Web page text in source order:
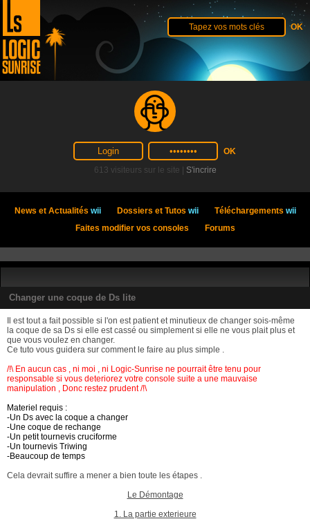
613 visiteurs sur le site | S'incrire
News et Actualités wii Dossiers et Tutos wii Téléchargements wii
Faites modifier vos consoles
Forums
Changer une coque de Ds lite
Il est tout a fait possible si l'on est patient et minutieux de changer sois-même
la coque de sa Ds si elle est cassé ou simplement si elle ne vous plait plus et
que vous voulez en changer.
Ce tuto vous guidera sur comment le faire au plus simple .
/!\ En aucun cas , ni moi , ni Logic-Sunrise ne pourrait être tenu pour
responsable si vous deteriorez votre console suite a une mauvaise
manipulation , Donc restez prudent /!\
Materiel requis :
-Un Ds avec la coque a changer
-Une coque de rechange
-Un petit tournevis cruciforme
-Un tournevis Triwing
-Beaucoup de temps
Cela devrait suffire a mener a bien toute les étapes .
Le Démontage
1. La partie exterieure